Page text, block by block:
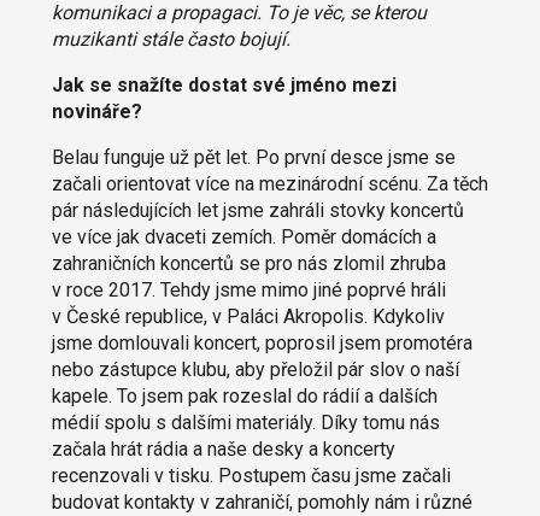
komunikaci a propagaci. To je věc, se kterou
muzikanti stále často bojují.
Jak se snažíte dostat své jméno mezi
novináře?
Belau funguje už pět let. Po první desce jsme se
začali orientovat více na mezinárodní scénu. Za těch
pár následujících let jsme zahráli stovky koncertů
ve více jak dvaceti zemích. Poměr domácích a
zahraničních koncertů se pro nás zlomil zhruba
v roce 2017. Tehdy jsme mimo jiné poprvé hráli
v České republice, v Paláci Akropolis. Kdykoliv
jsme domlouvali koncert, poprosil jsem promotéra
nebo zástupce klubu, aby přeložil pár slov o naší
kapele. To jsem pak rozeslal do rádií a dalších
médií spolu s dalšími materiály. Díky tomu nás
začala hrát rádia a naše desky a koncerty
recenzovali v tisku. Postupem času jsme začali
budovat kontakty v zahraničí, pomohly nám i různé